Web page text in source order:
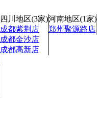
河南地区(1家)
郑州聚源路店
四川地区(3家)
成都紫荆店
成都金沙店
成都高新店